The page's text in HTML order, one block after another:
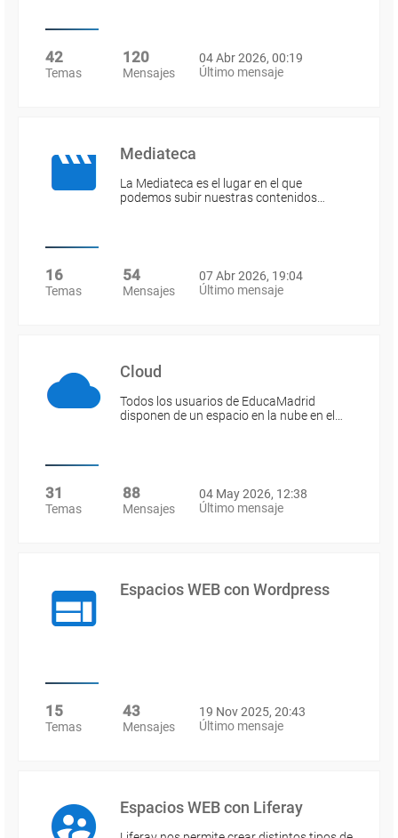
42
Temas
120
Mensajes
04 Abr 2026, 00:19
Último mensaje
Mediateca
La Mediateca es el lugar en el que
podemos subir nuestras contenidos…
16
Temas
54
Mensajes
07 Abr 2026, 19:04
Último mensaje
Cloud
Todos los usuarios de EducaMadrid
disponen de un espacio en la nube en el…
31
Temas
88
Mensajes
04 May 2026, 12:38
Último mensaje
Espacios WEB con Wordpress
15
Temas
43
Mensajes
19 Nov 2025, 20:43
Último mensaje
Espacios WEB con Liferay